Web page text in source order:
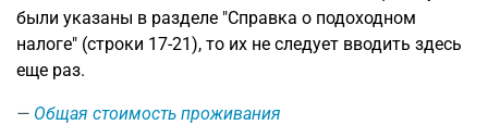
были указаны в разделе "Справка о подоходном
налоге" (строки 17-21), то их не следует вводить здесь
еще раз.
Общая стоимость проживания